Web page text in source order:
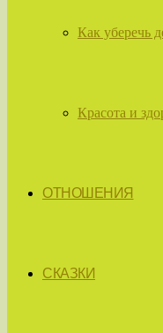
Как уберечь
Красота и
ОТНОШЕНИЯ
СКАЗКИ